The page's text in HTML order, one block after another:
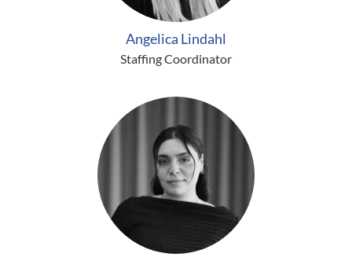
Angelica Lindahl
Staffing Coordinator